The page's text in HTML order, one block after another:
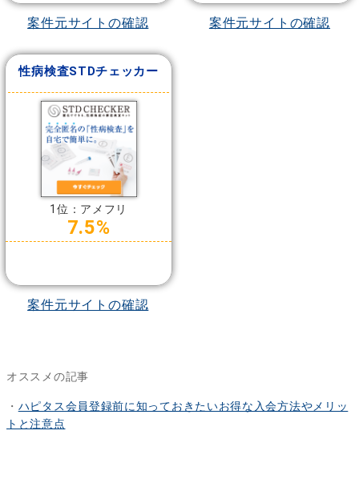
案件元サイトの確認 案件元サイトの確認
性病検査STDチェッカー
1位：アメフリ
7.5%
案件元サイトの確認
オススメの記事
・ ハピタス会員登録前に知っておきたいお得な入会方法やメリッ
トと注意点